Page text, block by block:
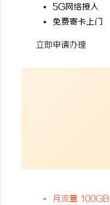
5G网络接入
免费寄卡上门
立即申请办理
月流量 100GB